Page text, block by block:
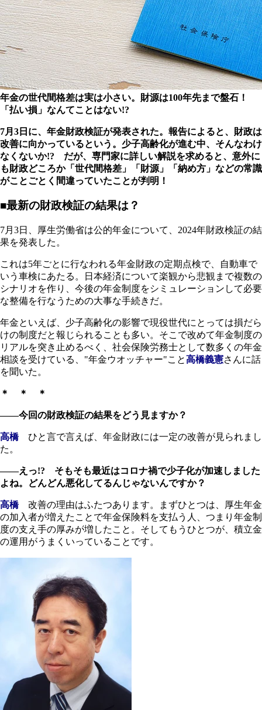
年金の世代間格差は実は小さい。財源は100年先まで盤石！
「払い損」なんてことはない!?
7月3日に、年金財政検証が発表された。報告によると、財政は
改善に向かっているという。少子高齢化が進む中、そんなわけ
なくないか!? だが、専門家に詳しい解説を求めると、意外に
も財政どころか「世代間格差」「財源」「納め方」などの常識
がことごとく間違っていたことが判明！
■最新の財政検証の結果は？
7月3日、厚生労働省は公的年金について、2024年財政検証の結
果を発表した。
これは5年ごとに行なわれる年金財政の定期点検で、自動車で
いう車検にあたる。日本経済について楽観から悲観まで複数の
シナリオを作り、今後の年金制度をシミュレーションして必要
な整備を行なうための大事な手続きだ。
年金といえば、少子高齢化の影響で現役世代にとっては損だら
けの制度だと報じられることも多い。そこで改めて年金制度の
リアルを突き止めるべく、社会保険労務士として数多くの年金
相談を受けている、"年金ウオッチャー"こと高橋義憲さんに話
を聞いた。
＊ ＊ ＊
――今回の財政検証の結果をどう見ますか？
高橋ひと言で言えば、年金財政には一定の改善が見られまし
た。
――えっ!? そもそも最近はコロナ禍で少子化が加速しました
よね。どんどん悪化してるんじゃないんですか？
高橋改善の理由はふたつあります。まずひとつは、厚生年金
の加入者が増えたことで年金保険料を支払う人、つまり年金制
度の支え手の厚みが増したこと。そしてもうひとつが、積立金
の運用がうまくいっていることです。